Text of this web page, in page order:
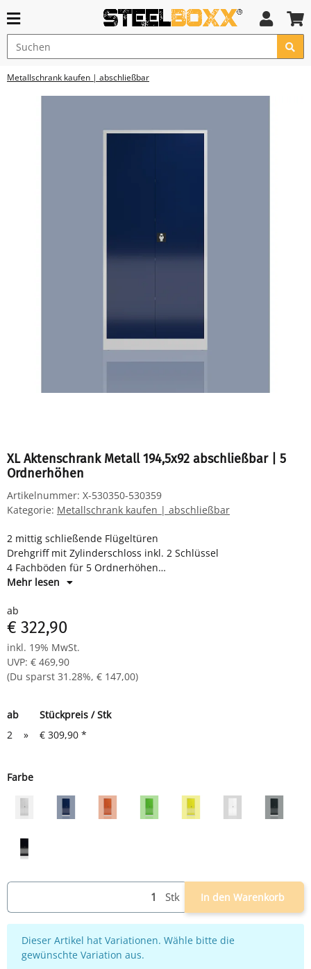
Metallschrank kaufen | abschließbar
XL Aktenschrank Metall 194,5x92 abschließbar | 5
Ordnerhöhen
Artikelnummer: X-530350-530359
Kategorie: Metallschrank kaufen | abschließbar
2 mittig schließende Flügeltüren
Drehgriff mit Zylinderschloss inkl. 2 Schlüssel
4 Fachböden für 5 Ordnerhöhen
Maße: H 1945 x B 920 x T 500 mm
Fachböden müssen eingelegt werden
Mehr lesen
ab
€ 322,90
inkl. 19% MwSt.
UVP: € 469,90
(Du sparst 31.28%, € 147,00)
ab
Stückpreis / Stk
2
» € 309,90 *
Farbe
Stk In den Warenkorb
x
Dieser Artikel hat Variationen. Wähle bitte die
gewünschte Variation aus.